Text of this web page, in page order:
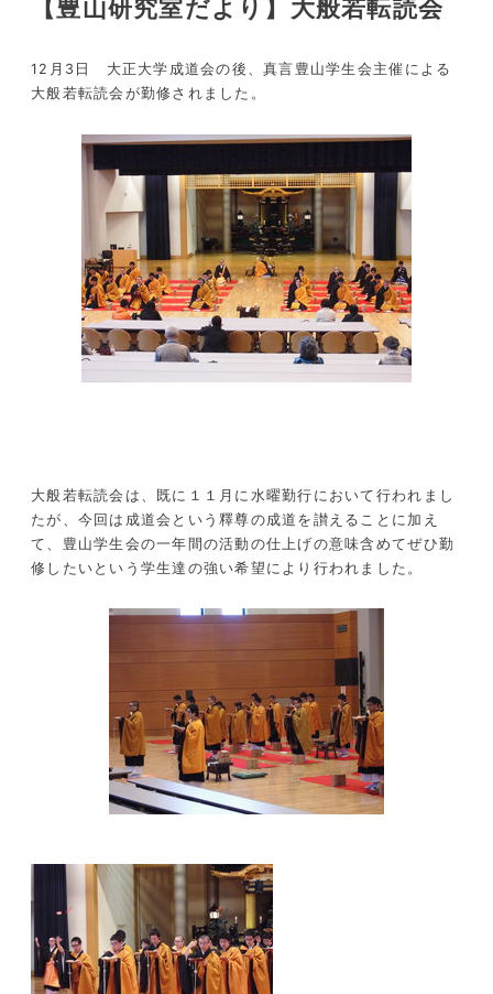
【豊山研究室だより】大般若転読会
12月3日 大正大学成道会の後、真言豊山学生会主催による
大般若転読会が勤修されました。
大般若転読会は、既に１１月に水曜勤行において行われまし
たが、今回は成道会という釋尊の成道を讃えることに加え
て、豊山学生会の一年間の活動の仕上げの意味含めてぜひ勤
修したいという学生達の強い希望により行われました。